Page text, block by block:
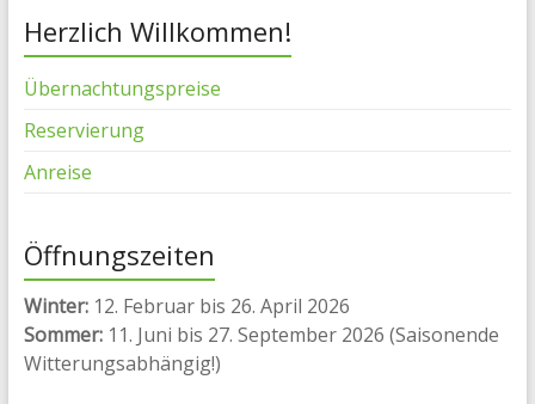
Herzlich Willkommen!
Übernachtungspreise
Reservierung
Anreise
Öffnungszeiten
Winter:12. Februar bis 26. April 2026
Sommer: 11. Juni bis 27. September 2026 (Saisonende
Witterungsabhängig!)